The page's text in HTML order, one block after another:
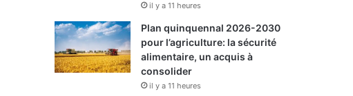
il y a 11 heures
Plan quinquennal 2026-2030
pour l’agriculture: la sécurité
alimentaire, un acquis à
consolider
il y a 11 heures